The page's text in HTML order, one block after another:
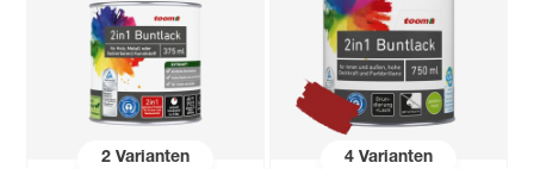
2Varianten 4Varianten